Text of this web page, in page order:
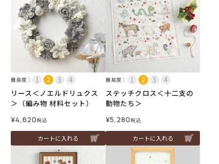
難易度：
リース＜ノエルドリュクス
＞（編み物 材料セット）
¥4,620税込
カートに入れる
難易度：
ステッチクロス＜十二支の
動物たち＞
¥5,280税込
カートに入れる